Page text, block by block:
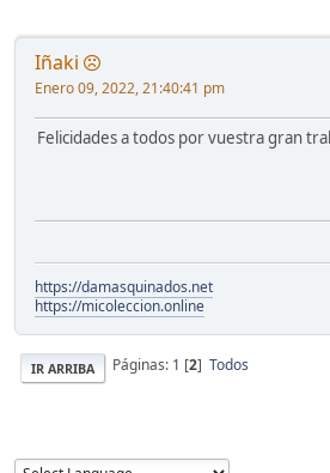
Iñaki
Enero 09, 2022, 21:40:41 pm
Felicidades a todos por vuestra gran
https://damasquinados.net
https://micoleccion.online
IR ARRIBA Páginas: 1 [2] Todos